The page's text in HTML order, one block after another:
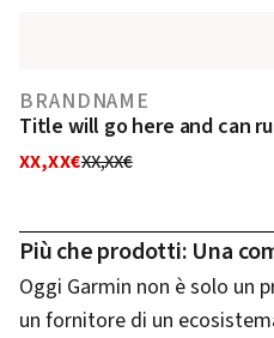
BRANDNAME
Title will go here and can
XX,XX€XX,XX€
Più che prodotti: Una
Oggi Garmin non è solo
un fornitore di un